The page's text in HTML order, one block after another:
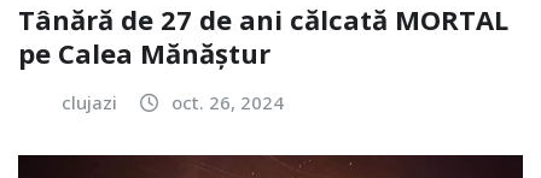
Tânără de 27 de ani călcată MORTAL
pe Calea Mănăștur
clujazi oct. 26, 2024